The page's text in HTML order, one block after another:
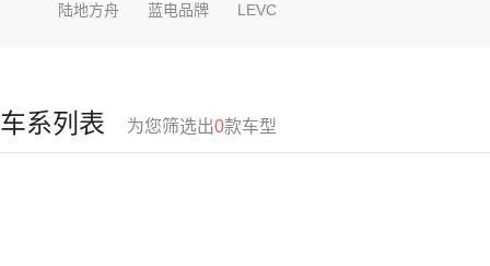
陆地方舟 蓝电品牌 LEVC
车系列表 为您筛选出0款车型